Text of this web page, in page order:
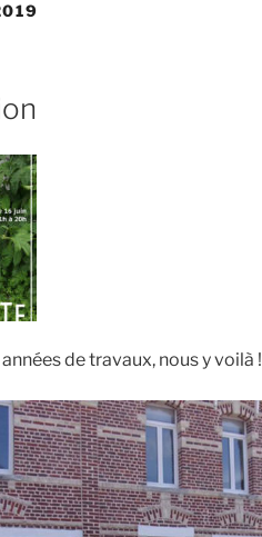
de travaux, nous y voilà !